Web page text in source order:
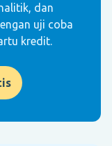
dan
uji coba
kredit.